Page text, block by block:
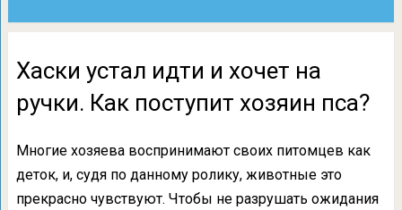
Хаски устал идти и хочет на
ручки. Как поступит хозяин пса?
Многие хозяева воспринимают своих питомцев как
деток, и, судя по данному ролику, животные это
прекрасно чувствуют. Чтобы не разрушать ожидания